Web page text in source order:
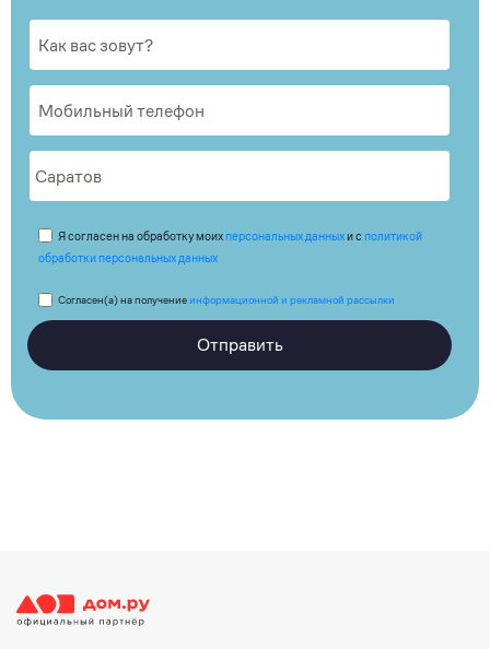
Я согласен на обработку моих персональных данныхи с политикой
обработки персональных данных
Согласен(а) на получениеинформационной и рекламной рассылки
Отправить